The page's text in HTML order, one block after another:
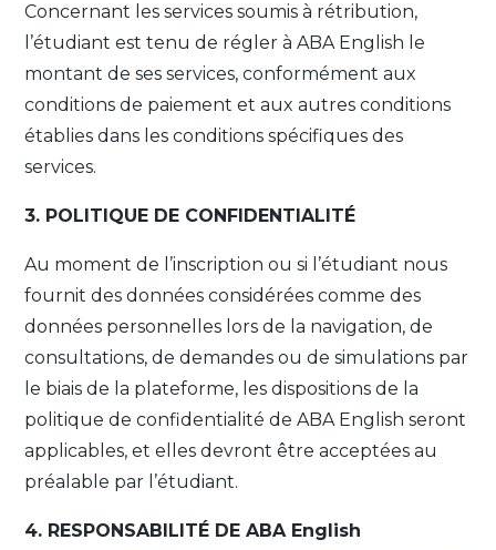
Concernant les services soumis à rétribution,
l’étudiant est tenu de régler à ABA English le
montant de ses services, conformément aux
conditions de paiement et aux autres conditions
établies dans les conditions spécifiques des
services.
3. POLITIQUE DE CONFIDENTIALITÉ
Au moment de l’inscription ou si l’étudiant nous
fournit des données considérées comme des
données personnelles lors de la navigation, de
consultations, de demandes ou de simulations par
le biais de la plateforme, les dispositions de la
politique de confidentialité de ABA English seront
applicables, et elles devront être acceptées au
préalable par l’étudiant.
4. RESPONSABILITÉ DE ABA English